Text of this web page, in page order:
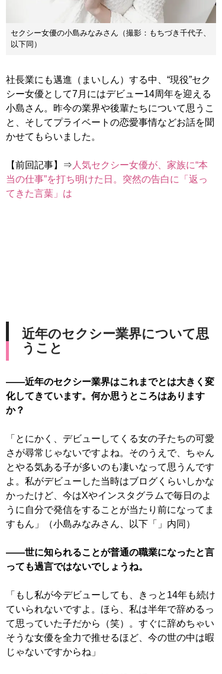
セクシー女優の小島みなみさん（撮影：もちづき千代子、
以下同）
社長業にも邁進（まいしん）する中、“現役”セク
シー女優として7月にはデビュー14周年を迎える
小島さん。昨今の業界や後輩たちについて思うこ
と、そしてプライベートの恋愛事情などお話を聞
かせてもらいました。
【前回記事】⇒ 人気セクシー女優が、家族に“本
当の仕事”を打ち明けた日。突然の告白に「返っ
てきた言葉」は
近年のセクシー業界について思
うこと
――近年のセクシー業界はこれまでとは大きく変
化してきています。何か思うところはあります
か？
「とにかく、デビューしてくる女の子たちの可愛
さが尋常じゃないですよね。そのうえで、ちゃん
とやる気ある子が多いのも凄いなって思うんです
よ。私がデビューした当時はブログくらいしかな
かったけど、今はXやインスタグラムで毎日のよ
うに自分で発信をすることが当たり前になってま
すもん」（小島みなみさん、以下「」内同）
――世に知られることが普通の職業になったと言
っても過言ではないでしょうね。
「もし私が今デビューしても、きっと14年も続け
ていられないですよ。ほら、私は半年で辞めるっ
て思っていた子だから（笑）。すぐに辞めちゃい
そうな女優を全力で推せるほど、今の世の中は暇
じゃないですからね」